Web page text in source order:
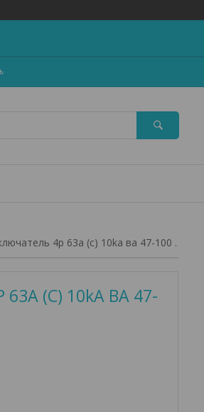
Автоматический выключатель 4p 63а (c) 10ka ва 47-100 ekf proxima
(C) 10kA ВА 47-